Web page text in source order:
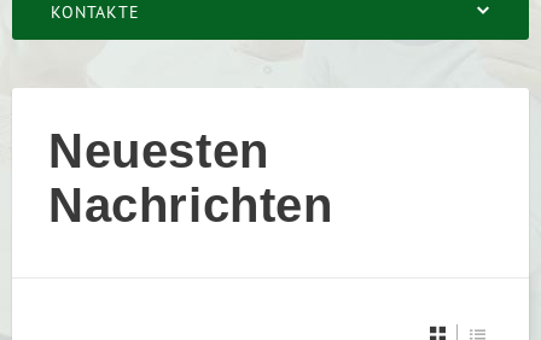
KONTAKTE
Neuesten
Nachrichten